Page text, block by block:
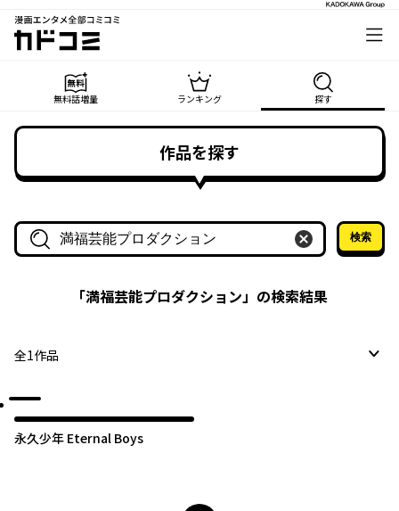
漫画エンタメ全部コミコミ
カドコミ
無料話増量 ランキング 探す
作品を探す
作品名・作家名で探す
検索
「満福芸能プロダクション」の検索結果
全1作品
永久少年 Eternal Boys